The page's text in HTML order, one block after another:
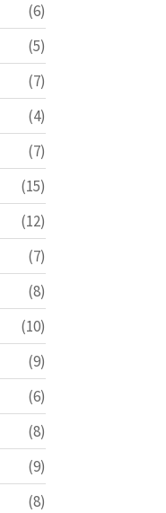
(6)
(5)
(7)
(4)
(7)
(15)
(12)
(7)
(8)
(10)
(9)
(6)
(8)
(9)
(8)